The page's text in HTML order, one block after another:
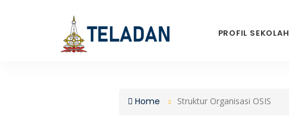
PROFIL SEKOLAH
Home Struktur Organisasi OSIS